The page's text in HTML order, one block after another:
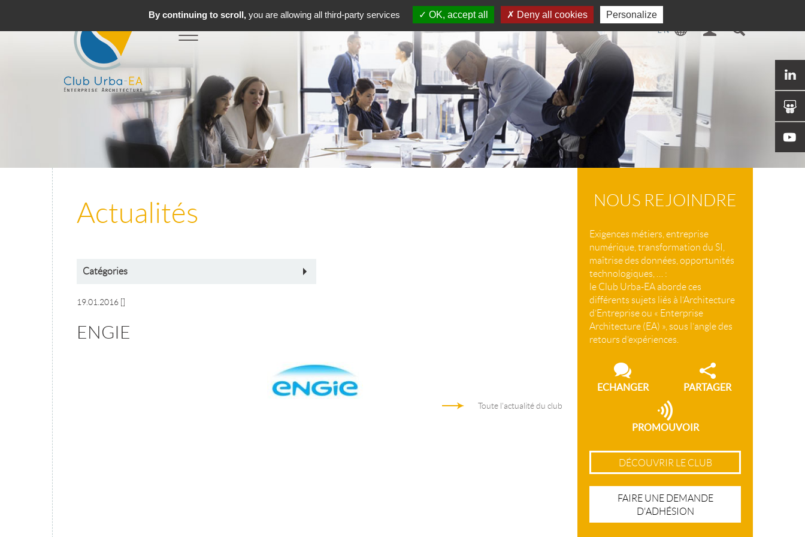
Toggle
navigation
Actualités
Catégories
19.01.2016 []
ENGIE
Toute l'actualité du club
NOUS REJOINDRE
Exigences métiers, entreprise
numérique, transformation du SI,
maîtrise des données, opportunités
technologiques, … :
le Club Urba-EA aborde ces
différents sujets liés à l’Architecture
d’Entreprise ou « Enterprise
Architecture (EA) », sous l’angle des
retours d’expériences.
ECHANGER PARTAGER
PROMOUVOIR
DÉCOUVRIR LE CLUB
FAIRE UNE DEMANDE
D'ADHÉSION
By continuing to scroll,you are allowing all third-party services OK, accept all Deny all cookies Personalize